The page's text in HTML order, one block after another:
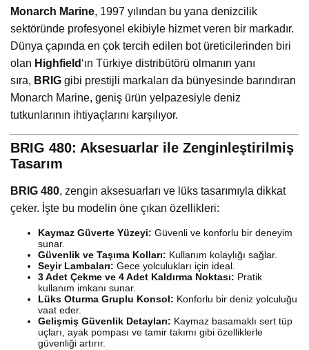
Monarch Marine, 1997 yılından bu yana denizcilik
sektöründe profesyonel ekibiyle hizmet veren bir markadır.
Dünya çapında en çok tercih edilen bot üreticilerinden biri
olan Highfield ‘ın Türkiye distribütörü olmanın yanı
sıra, BRIG gibi prestijli markaları da bünyesinde barındıran
Monarch Marine, geniş ürün yelpazesiyle deniz
tutkunlarının ihtiyaçlarını karşılıyor.
BRIG 480: Aksesuarlar ile Zenginleştirilmiş
Tasarım
BRIG 480, zengin aksesuarları ve lüks tasarımıyla dikkat
çeker. İşte bu modelin öne çıkan özellikleri:
Kaymaz Güverte Yüzeyi: Güvenli ve konforlu bir deneyim
sunar.
Güvenlik ve Taşıma Kolları: Kullanım kolaylığı sağlar.
Seyir Lambaları: Gece yolculukları için ideal.
3 Adet Çekme ve 4 Adet Kaldırma Noktası: Pratik
kullanım imkanı sunar.
Lüks Oturma Gruplu Konsol: Konforlu bir deniz yolculuğu
vaat eder.
Gelişmiş Güvenlik Detayları: Kaymaz basamaklı sert tüp
uçları, ayak pompası ve tamir takımı gibi özelliklerle
güvenliği artırır.